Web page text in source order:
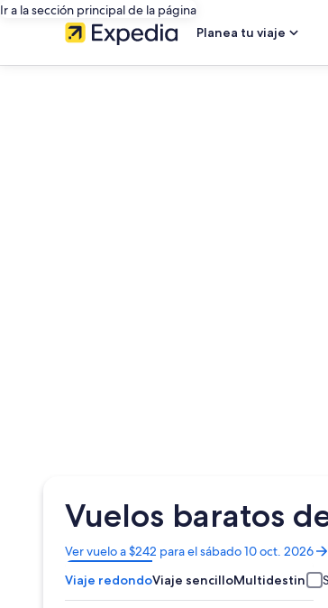
Ir a la sección principal de la página
Planea tu viaje
Vuelos baratos
Ver vuelo a $242 para el sábado 10 oct. 2026
Se
abrirá
en
una
Viaje redondoViaje sencilloMultidestino